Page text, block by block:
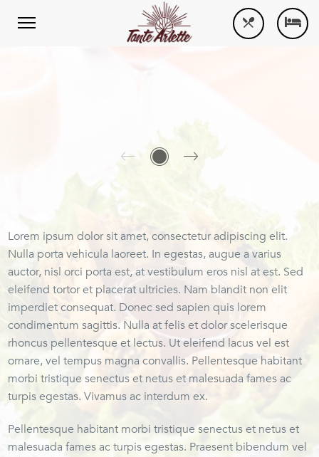
Lorem ipsum dolor sit amet, consectetur adipiscing elit.
Nulla porta vehicula laoreet. In egestas, augue a varius
auctor, nisl orci porta est, at vestibulum eros nisl at est. Sed
eleifend tortor et placerat ultricies. Nam blandit non elit
imperdiet consequat. Donec sed sapien quis lorem
condimentum sagittis. Nulla at felis et dolor scelerisque
rhoncus pellentesque et lectus. Ut eleifend lacus vel est
ornare, vel tempus magna convallis. Pellentesque habitant
morbi tristique senectus et netus et malesuada fames ac
turpis egestas. Vivamus ac interdum ex.
Pellentesque habitant morbi tristique senectus et netus et
malesuada fames ac turpis egestas. Praesent bibendum vel